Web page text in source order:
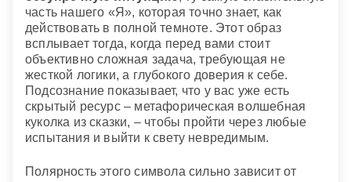
часть нашего «Я», которая точно знает, как
действовать в полной темноте. Этот образ
всплывает тогда, когда перед вами стоит
объективно сложная задача, требующая не
жесткой логики, а глубокого доверия к себе.
Подсознание показывает, что у вас уже есть
скрытый ресурс – метафорическая волшебная
куколка из сказки, – чтобы пройти через любые
испытания и выйти к свету невредимым.
Полярность этого символа сильно зависит от